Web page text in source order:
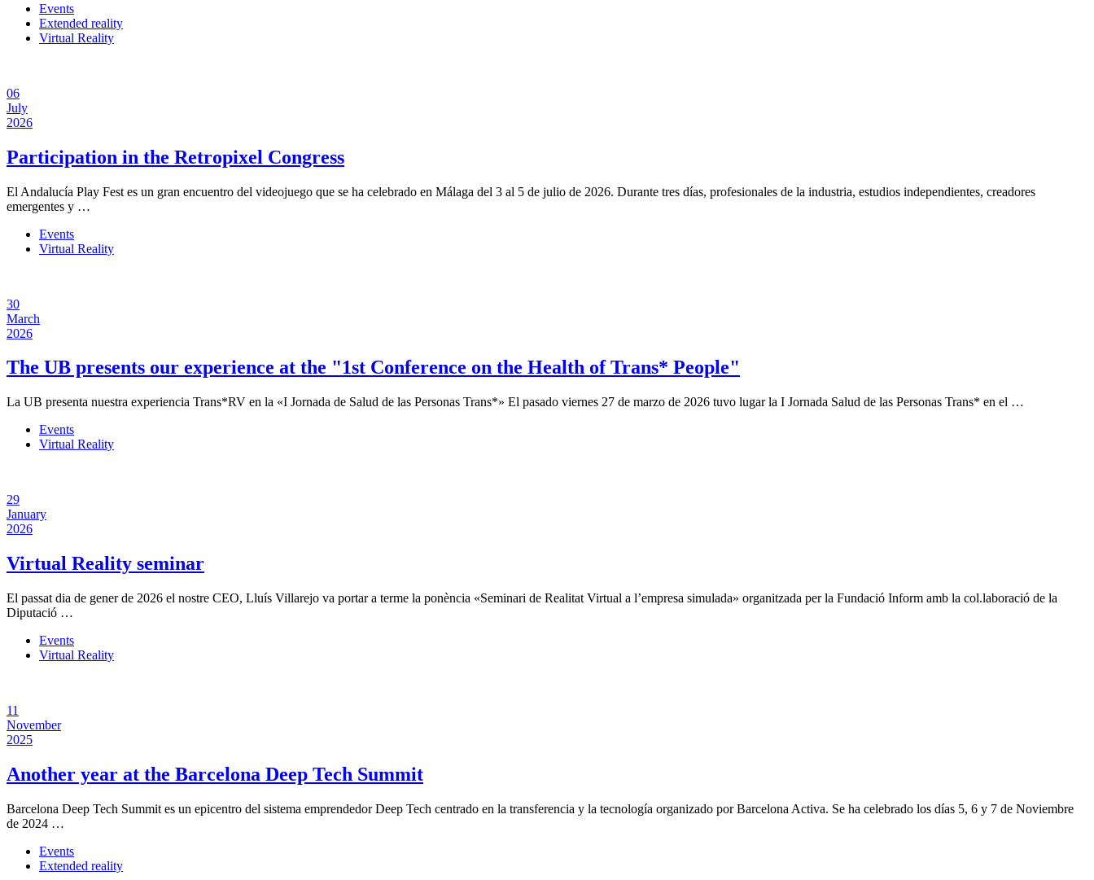
Events
Extended reality
Virtual Reality
06
July
2026
Participation in the Retropixel Congress
El Andalucía Play Fest es un gran encuentro del videojuego que se ha celebrado en Málaga del 3 al 5 de julio de 2026. Durante tres días, profesionales de la industria, estudios independientes, creadores
emergentes y …
Events
Virtual Reality
30
March
2026
The UB presents our experience at the "1st Conference on the Health of Trans* People"
La UB presenta nuestra experiencia Trans*RV en la «I Jornada de Salud de las Personas Trans*» El pasado viernes 27 de marzo de 2026 tuvo lugar la I Jornada Salud de las Personas Trans* en el …
Events
Virtual Reality
29
January
2026
Virtual Reality seminar
El passat dia de gener de 2026 el nostre CEO, Lluís Villarejo va portar a terme la ponència «Seminari de Realitat Virtual a l’empresa simulada» organitzada per la Fundació Inform amb la col.laboració de la
Diputació …
Events
Virtual Reality
11
November
2025
Another year at the Barcelona Deep Tech Summit
Barcelona Deep Tech Summit es un epicentro del sistema emprendedor Deep Tech centrado en la transferencia y la tecnología organizado por Barcelona Activa. Se ha celebrado los días 5, 6 y 7 de Noviembre
de 2024 …
Events
Extended reality